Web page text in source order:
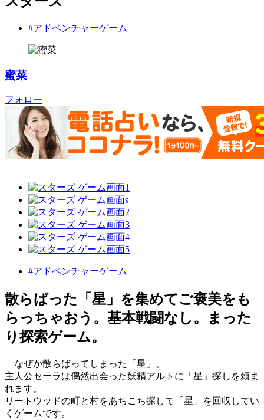
#アドベンチャーゲーム
蜜菜
フォロー
#アドベンチャーゲーム
散らばった「星」を集めてご褒美をも
らっちゃおう。基本戦闘なし。まった
り探索ゲーム。
なぜか散らばってしまった「星」。
主人公セーラは偶然出会った妖精アルトに「星」探しを頼ま
れます。
リートウッドの町と村をあちこち探して「星」を回収してい
くゲームです。